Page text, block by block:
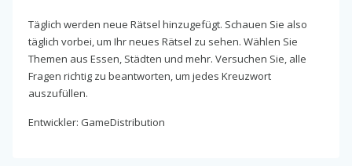
Täglich werden neue Rätsel hinzugefügt. Schauen Sie also
täglich vorbei, um Ihr neues Rätsel zu sehen. Wählen Sie
Themen aus Essen, Städten und mehr. Versuchen Sie, alle
Fragen richtig zu beantworten, um jedes Kreuzwort
auszufüllen.
Entwickler: GameDistribution